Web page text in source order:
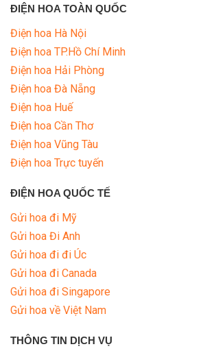
ĐIỆN HOA TOÀN QUỐC
Điện hoa Hà Nội
Điện hoa TP.Hồ Chí Minh
Điện hoa Hải Phòng
Điện hoa Đà Nẵng
Điện hoa Huế
Điện hoa Cần Thơ
Điện hoa Vũng Tàu
Điện hoa Trực tuyến
ĐIỆN HOA QUỐC TẾ
Gửi hoa đi Mỹ
Gửi hoa Đi Anh
Gửi hoa đi đi Úc
Gửi hoa đi Canada
Gửi hoa đi Singapore
Gửi hoa về Việt Nam
THÔNG TIN DỊCH VỤ